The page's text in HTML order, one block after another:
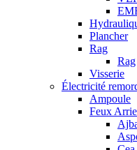
Plancher
Rag
Rag
Visserie
Électricité
Ampoule
Feux